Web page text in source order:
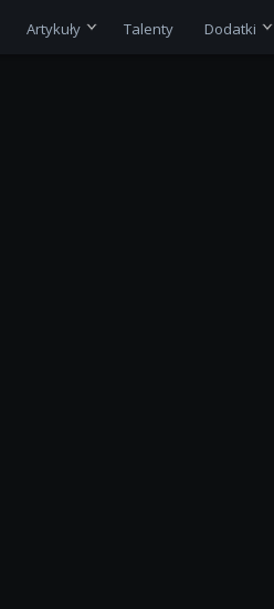
Artykuły Talenty Dodatki